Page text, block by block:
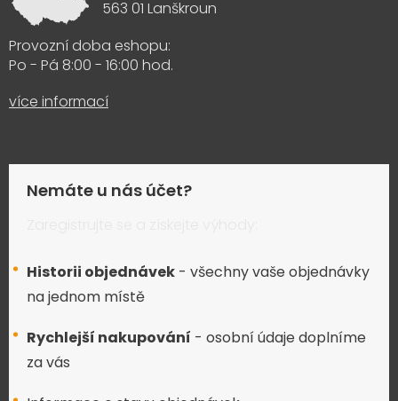
563 01 Lanškroun
Provozní doba eshopu:
Po - Pá 8:00 - 16:00 hod.
více informací
Nemáte u nás účet?
Historii objednávek - všechny vaše objednávky
na jednom místě
Rychlejší nakupování - osobní údaje doplníme
za vás